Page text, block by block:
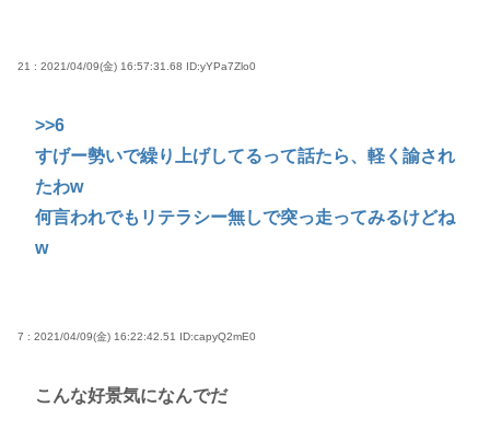
21 : 2021/04/09(金) 16:57:31.68 ID:yYPa7Zlo0
>>6
すげー勢いで繰り上げしてるって話たら、軽く諭され
たわw
何言われでもリテラシー無しで突っ走ってみるけどね
w
7 : 2021/04/09(金) 16:22:42.51 ID:capyQ2mE0
こんな好景気になんでだ